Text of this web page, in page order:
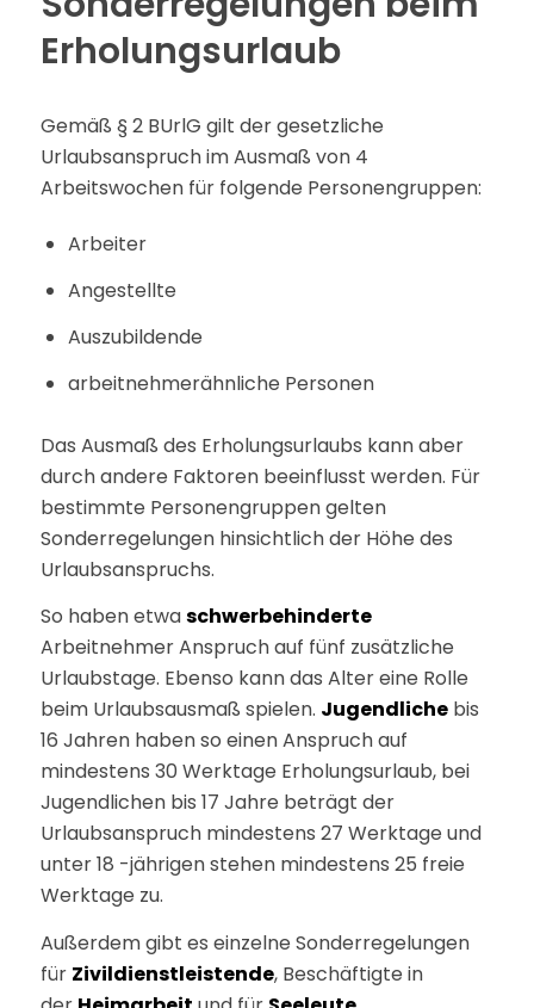
Erholungsurlaub
Gemäß § 2 BUrlG gilt der gesetzliche
Urlaubsanspruch im Ausmaß von 4
Arbeitswochen für folgende Personengruppen:
Arbeiter
Angestellte
Auszubildende
arbeitnehmerähnliche Personen
Das Ausmaß des Erholungsurlaubs kann aber
durch andere Faktoren beeinflusst werden. Für
bestimmte Personengruppen gelten
Sonderregelungen hinsichtlich der Höhe des
Urlaubsanspruchs.
So haben etwaschwerbehinderte
Arbeitnehmer Anspruch auf fünf zusätzliche
Urlaubstage. Ebenso kann das Alter eine Rolle
beim Urlaubsausmaß spielen. Jugendlichebis
16 Jahren haben so einen Anspruch auf
mindestens 30 Werktage Erholungsurlaub, bei
Jugendlichen bis 17 Jahre beträgt der
Urlaubsanspruch mindestens 27 Werktage und
unter 18 -jährigen stehen mindestens 25 freie
Werktage zu.
Außerdem gibt es einzelne Sonderregelungen
für Zivildienstleistende, Beschäftigte in